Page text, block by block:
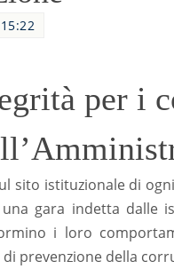
per i
sito istituzionale di
gara indetta dalle
i loro
prevenzione della